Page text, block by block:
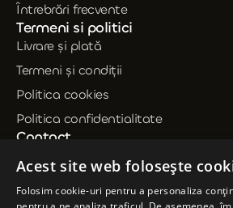
Întrebrări frecvente
Termeni si politici
Livrare și plată
Termeni și condiții
Politica cookies
Politica confidentialitate
Contact
Acest site web folosește
Folosim cookie-uri pentru a personaliza